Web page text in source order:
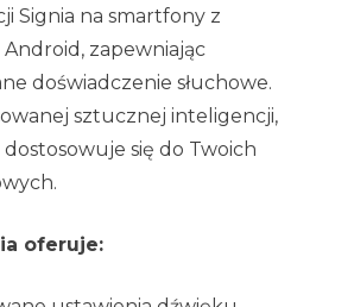
Signia na smartfony z
Android, zapewniając
doświadczenie słuchowe.
sztucznej inteligencji,
się do Twoich
oferuje: